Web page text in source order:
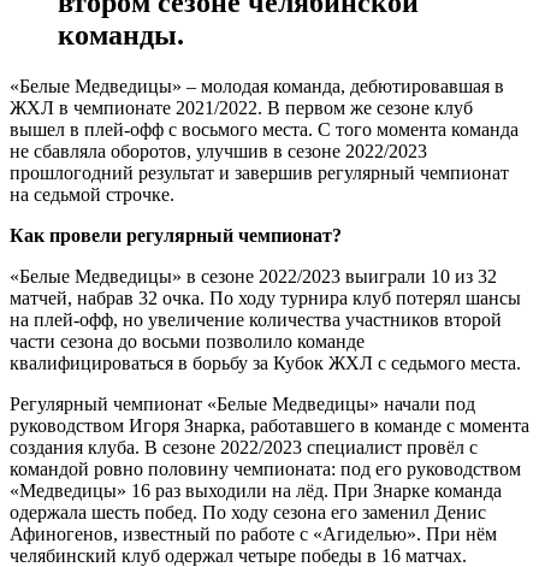
команды.
«Белые Медведицы» – молодая команда, дебютировавшая в
ЖХЛ в чемпионате 2021/2022. В первом же сезоне клуб
вышел в плей-офф с восьмого места. С того момента команда
не сбавляла оборотов, улучшив в сезоне 2022/2023
прошлогодний результат и завершив регулярный чемпионат
на седьмой строчке.
Как провели регулярный чемпионат?
«Белые Медведицы» в сезоне 2022/2023 выиграли 10 из 32
матчей, набрав 32 очка. По ходу турнира клуб потерял шансы
на плей-офф, но увеличение количества участников второй
части сезона до восьми позволило команде
квалифицироваться в борьбу за Кубок ЖХЛ с седьмого места.
Регулярный чемпионат «Белые Медведицы» начали под
руководством Игоря Знарка, работавшего в команде с момента
создания клуба. В сезоне 2022/2023 специалист провёл с
командой ровно половину чемпионата: под его руководством
«Медведицы» 16 раз выходили на лёд. При Знарке команда
одержала шесть побед. По ходу сезона его заменил Денис
Афиногенов, известный по работе с «Агиделью». При нём
челябинский клуб одержал четыре победы в 16 матчах.